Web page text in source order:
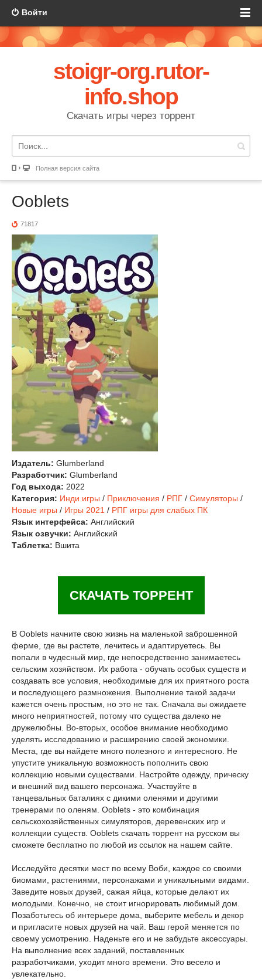
Войти
stoigr-org.rutor-
info.shop
Скачать игры через торрент
Полная версия сайта
Ooblets
71817
Издатель: Glumberland
Разработчик: Glumberland
Год выхода: 2022
Категория: Инди игры / Приключения / РПГ / Симуляторы /
Новые игры / Игры 2021 / РПГ игры для слабых ПК
Язык интерфейса: Английский
Язык озвучки: Английский
Таблетка: Вшита
СКАЧАТЬ ТОРРЕНТ
В Ooblets начните свою жизнь на маленькой заброшенной
ферме, где вы растете, лечитесь и адаптируетесь. Вы
попали в чудесный мир, где непосредственно занимаетесь
сельским хозяйством. Их работа - обучать особых существ и
создавать все условия, необходимые для их приятного роста
и последующего размножения. Выполнение такой задачи
кажется очень простым, но это не так. Сначала вы ожидаете
много неприятностей, потому что существа далеко не
дружелюбны. Во-вторых, особое внимание необходимо
уделять исследованию и расширению своей экономики.
Места, где вы найдете много полезного и интересного. Не
упустите уникальную возможность пополнить свою
коллекцию новыми существами. Настройте одежду, прическу
и внешний вид вашего персонажа. Участвуйте в
танцевальных баталиях с дикими оленями и другими
тренерами по оленям. Ooblets - это комбинация
сельскохозяйственных симуляторов, деревенских игр и
коллекции существ. Ooblets скачать торрент на русском вы
сможете бесплатно по любой из ссылок на нашем сайте.
Исследуйте десятки мест по всему Воби, каждое со своими
биомами, растениями, персонажами и уникальными видами.
Заведите новых друзей, сажая яйца, которые делают их
молодыми. Конечно, не стоит игнорировать любимый дом.
Позаботьтесь об интерьере дома, выберите мебель и декор
и пригласите новых друзей на чай. Ваш герой меняется по
своему усмотрению. Наденьте его и не забудьте аксессуары.
На выполнение всех заданий, поставленных
разработчиками, уходит много времени. Это весело и
увлекательно.